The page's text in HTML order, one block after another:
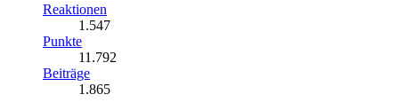
Reaktionen
1.547
Punkte
11.792
Beiträge
1.865